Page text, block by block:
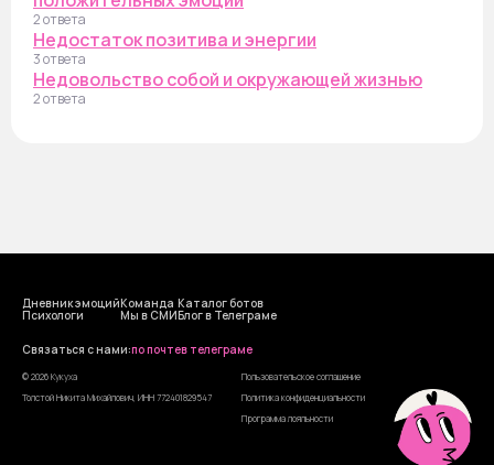
2 ответа
Недостаток позитива и энергии
3 ответа
Недовольство собой и окружающей жизнью
2 ответа
Дневник эмоций
Психологи
Команда
Мы в СМИ
Каталог ботов
Блог в Телеграме
Cвязаться с нами:по почтев телеграме
© 2026 Кукуха
Толстой Никита Михайлович, ИНН 772401829547
Пользовательское соглашение
Политика конфиденциальности
Программа лояльности